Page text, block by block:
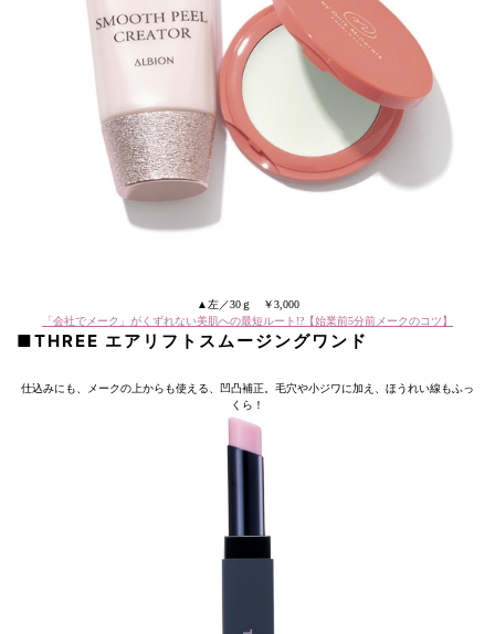
▲左／30ｇ ￥3,000
「会社でメーク」がくずれない美肌への最短ルート!?【始業前5分前メークのコツ】
■THREE エアリフトスムージングワンド
仕込みにも、メークの上からも使える、凹凸補正。毛穴や小ジワに加え、ほうれい線もふっ
くら！